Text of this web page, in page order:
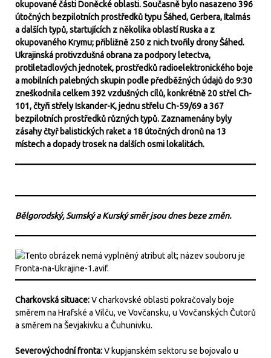
okupované části Doněcké oblasti. Současně bylo nasazeno 396
útočných bezpilotních prostředků typu Šáhed, Gerbera, Italmás
a dalších typů, startujících z několika oblastí Ruska a z
okupovaného Krymu; přibližně 250 z nich tvořily drony Šáhed.
Ukrajinská protivzdušná obrana za podpory letectva,
protiletadlových jednotek, prostředků radioelektronického boje
a mobilních palebných skupin podle předběžných údajů do 9:30
zneškodnila celkem 392 vzdušných cílů, konkrétně 20 střel Ch-
101, čtyři střely Iskander-K, jednu střelu Ch-59/69 a 367
bezpilotních prostředků různých typů. Zaznamenány byly
zásahy čtyř balistických raket a 18 útočných dronů na 13
místech a dopady trosek na dalších osmi lokalitách.
Bělgorodský, Sumský a Kurský směr jsou dnes beze změn.
Charkovská situace:V charkovské oblasti pokračovaly boje
směrem na Hrafské a Vilču, ve Vovčansku, u Vovčanských Čutorů
a směrem na Ševjakivku a Čuhunivku.
Severovýchodní fronta:V kupjanském sektoru se bojovalo u